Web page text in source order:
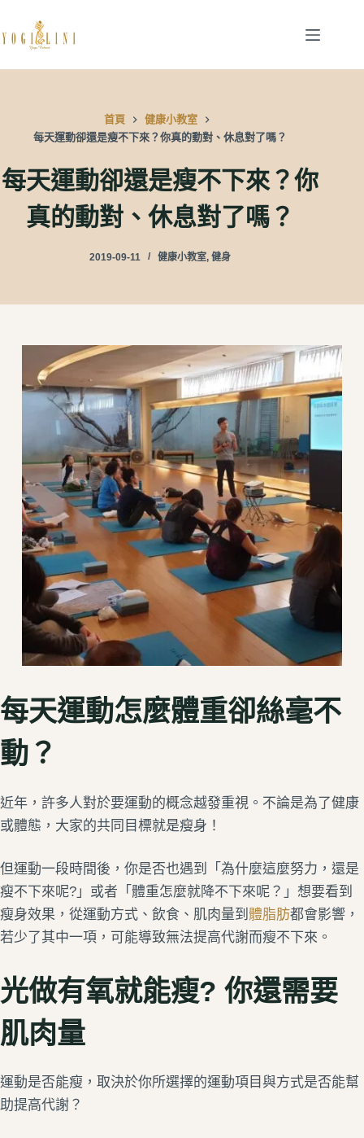
至
首頁
健康小教室
每天運動卻還是瘦不下來？你真的動對、休息對了嗎？
每天運動卻還是瘦不下來？你
真的動對、休息對了嗎？
2019-09-11 健康小教室,健身
每天運動怎麼體重卻絲毫不
動？
近年，許多人對於要運動的概念越發重視。不論是為了健康
或體態，大家的共同目標就是瘦身！
但運動一段時間後，你是否也遇到「為什麼這麼努力，還是
瘦不下來呢?」或者「體重怎麼就降不下來呢？」想要看到
瘦身效果，從運動方式、飲食、肌肉量到 體脂肪都會影響，
若少了其中一項，可能導致無法提高代謝而瘦不下來。
光做有氧就能瘦? 你還需要
肌肉量
運動是否能瘦，取決於你所選擇的運動項目與方式是否能幫
助提高代謝？